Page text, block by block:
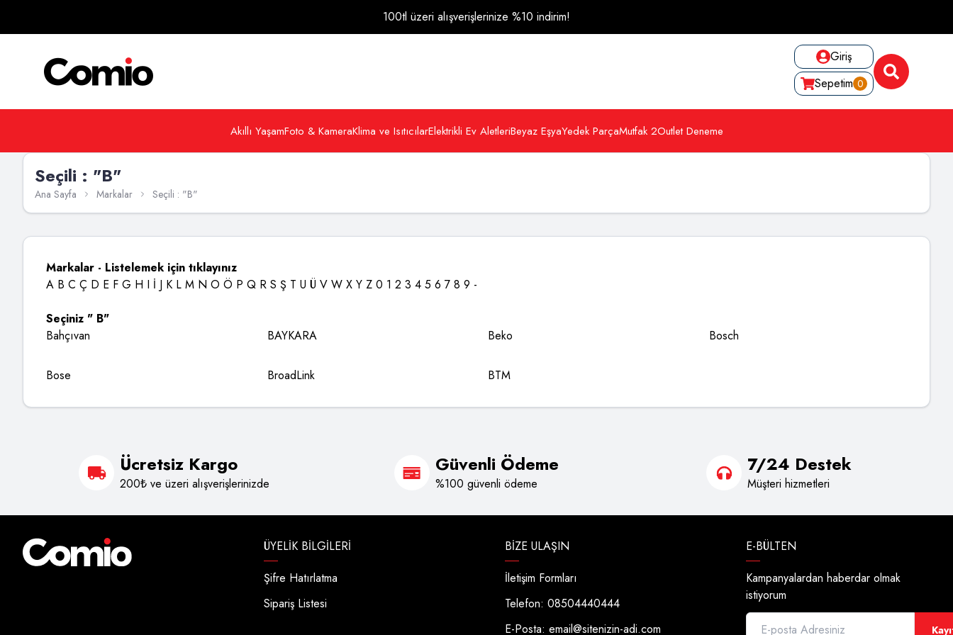
100tl üzeri alışverişlerinize %10 indirim!
Giriş
Sepetim 0
Akıllı YaşamFoto & KameraKlima ve IsıtıcılarElektrikli Ev AletleriBeyaz EşyaYedek ParçaMutfak 2Outlet Deneme
Seçili : "B"
Ana Sayfa Markalar Seçili : "B"
Markalar - Listelemek için tıklayınız
A B C Ç D E F G H I İ J K L M N O Ö P Q R S Ş T U Ü V W X Y Z 0 1 2 3 4 5 6 7 8 9 -
Seçiniz " B"
Bahçıvan
BAYKARA Beko Bosch
Bose BroadLink BTM
Ücretsiz Kargo
200₺ ve üzeri alışverişlerinizde
Güvenli Ödeme
%100 güvenli ödeme
7/24 Destek
Müşteri hizmetleri
ÜYELIK BILGILERI
Şifre Hatırlatma
Sipariş Listesi
BIZE ULAŞIN
İletişim Formları
Telefon: 08504440444
E-Posta: email@sitenizin-adi.com
E-BÜLTEN
Kampanyalardan haberdar olmak
istiyorum